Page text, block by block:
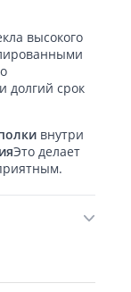
высокого
долгий срок
внутри
Это делает